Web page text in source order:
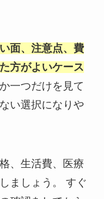
面、注意点、費
方がよいケース
一つだけを見て
い選択になりや
、生活費、医療
ましょう。 すぐ